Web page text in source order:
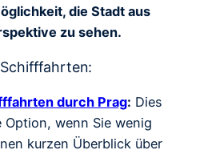
die Stadt aus
zu sehen.
durch Prag: Dies
wenn Sie wenig
kurzen Überblick über